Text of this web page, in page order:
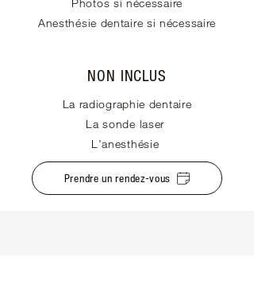
Photos si nécessaire
Anesthésie dentaire si nécessaire
NON INCLUS
La radiographie dentaire
La sonde laser
L'anesthésie
Prendre un rendez-vous